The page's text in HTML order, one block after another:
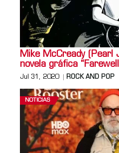
Mike McCready (Pearl
novela gráfica
Jul 31, 2020 ROCK AND POP
NOTICIAS